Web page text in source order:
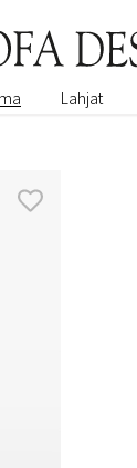
Lahjat